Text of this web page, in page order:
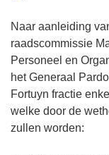
Naar aanleiding
raadscommissie
Personeel en
het Generaal
Fortuyn fractie
welke door de
zullen worden: